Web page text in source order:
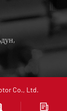
Co., Ltd.